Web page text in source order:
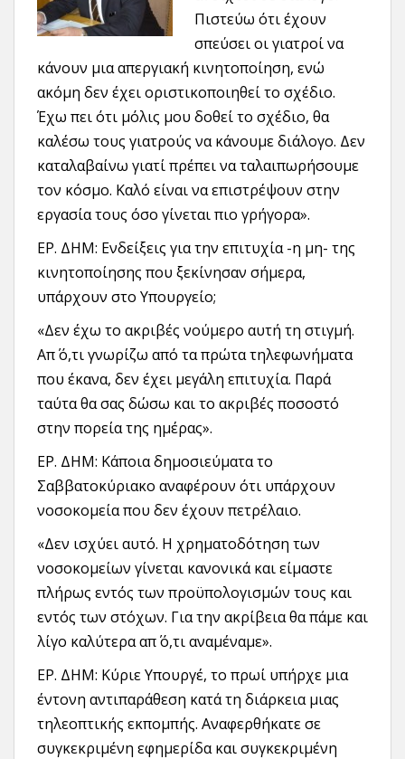
Πιστεύω ότι έχουν
σπεύσει οι γιατροί να
κάνουν μια απεργιακή κινητοποίηση, ενώ
ακόμη δεν έχει οριστικοποιηθεί το σχέδιο.
Έχω πει ότι μόλις μου δοθεί το σχέδιο, θα
καλέσω τους γιατρούς να κάνουμε διάλογο. Δεν
καταλαβαίνω γιατί πρέπει να ταλαιπωρήσουμε
τον κόσμο. Καλό είναι να επιστρέψουν στην
εργασία τους όσο γίνεται πιο γρήγορα».
ΕΡ. ΔΗΜ: Ενδείξεις για την επιτυχία -η μη- της
κινητοποίησης που ξεκίνησαν σήμερα,
υπάρχουν στο Υπουργείο;
«Δεν έχω το ακριβές νούμερο αυτή τη στιγμή.
Απ΄ ό,τι γνωρίζω από τα πρώτα τηλεφωνήματα
που έκανα, δεν έχει μεγάλη επιτυχία. Παρά
ταύτα θα σας δώσω και το ακριβές ποσοστό
στην πορεία της ημέρας».
ΕΡ. ΔΗΜ: Κάποια δημοσιεύματα το
Σαββατοκύριακο αναφέρουν ότι υπάρχουν
νοσοκομεία που δεν έχουν πετρέλαιο.
«Δεν ισχύει αυτό. Η χρηματοδότηση των
νοσοκομείων γίνεται κανονικά και είμαστε
πλήρως εντός των προϋπολογισμών τους και
εντός των στόχων. Για την ακρίβεια θα πάμε και
λίγο καλύτερα απ΄ ό,τι αναμέναμε».
ΕΡ. ΔΗΜ: Κύριε Υπουργέ, το πρωί υπήρχε μια
έντονη αντιπαράθεση κατά τη διάρκεια μιας
τηλεοπτικής εκπομπής. Αναφερθήκατε σε
συγκεκριμένη εφημερίδα και συγκεκριμένη